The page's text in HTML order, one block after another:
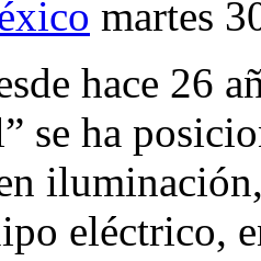
martes
hace 26
se ha
eléctrico,